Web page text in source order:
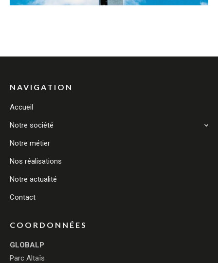
NAVIGATION
Accueil
Notre société
Notre métier
Nos réalisations
Notre actualité
Contact
COORDONNÉES
GLOBALP
Parc Altaïs